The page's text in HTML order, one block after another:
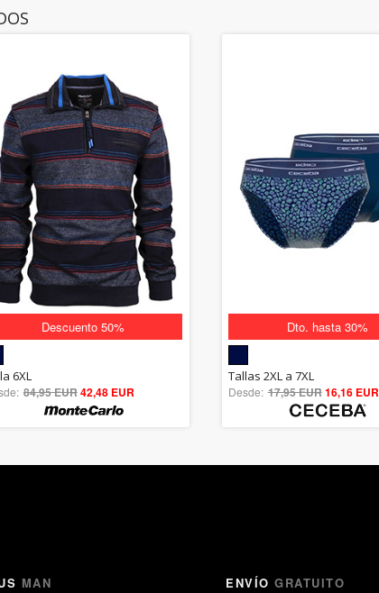
Descuento 50%
out of 5
6XL
84,95 EUR42,48 EUR
Dto. hasta 30%
5.00
out of 5
Tallas 2XL a 7XL
Desde: 17,95 EUR16,16 EUR
MAN ENVÍO GRATUITO